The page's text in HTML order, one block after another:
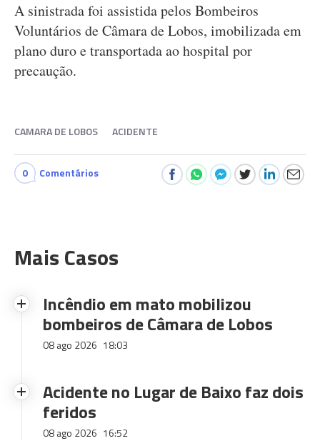
A sinistrada foi assistida pelos Bombeiros
Voluntários de Câmara de Lobos, imobilizada em
plano duro e transportada ao hospital por
precaução.
CAMARA DE LOBOS ACIDENTE
0 Comentários
Mais Casos
Incêndio em mato mobilizou
bombeiros de Câmara de Lobos
08 ago 2026 18:03
Acidente no Lugar de Baixo faz dois
feridos
08 ago 2026 16:52